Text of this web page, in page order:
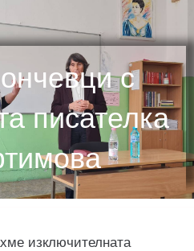
с
писателка
изключителната